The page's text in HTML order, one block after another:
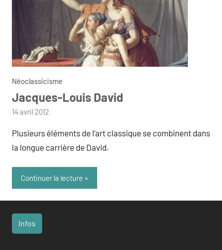
Néoclassicisme
Jacques-Louis David
par
14 avril 2012
Plusieurs éléments de l’art classique se combinent dans
la longue carrière de David.
Continuer la lecture
Infos